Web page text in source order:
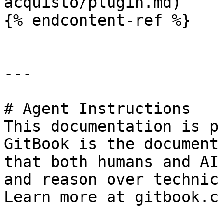
{% endcontent-ref %}
---
# Agent Instructions
This documentation is
GitBook is the
that both humans and
and reason over
Learn more at